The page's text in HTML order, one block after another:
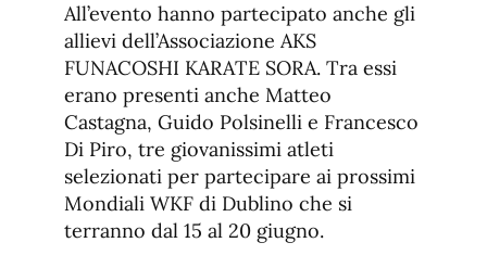
All’evento hanno partecipato anche gli
allievi dell’Associazione AKS
FUNACOSHI KARATE SORA. Tra essi
erano presenti anche Matteo
Castagna, Guido Polsinelli e Francesco
Di Piro, tre giovanissimi atleti
selezionati per partecipare ai prossimi
Mondiali WKF di Dublino che si
terranno dal 15 al 20 giugno.